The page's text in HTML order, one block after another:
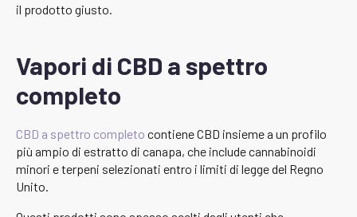
il prodotto giusto.
Vapori di CBD a spettro
completo
CBD a spettro completo contiene CBD insieme a un profilo
più ampio di estratto di canapa, che include cannabinoidi
minori e terpeni selezionati entro i limiti di legge del Regno
Unito.